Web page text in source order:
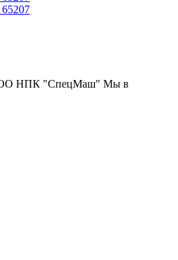
НПК "СпецМаш" Мы в